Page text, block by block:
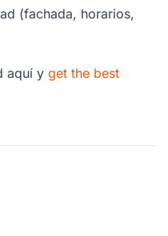
(fachada, horarios,
aquí y get the best